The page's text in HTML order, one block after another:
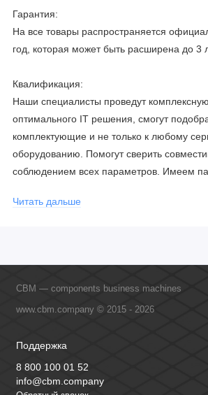
Гарантия:
На все товары распространяется
год, которая может быть расширена до 3
Квалификация:
Наши специалисты проведут
оптимального IT решения, смогут
комплектующие и не только к любому
оборудованию. Помогут сверить
соблюдением всех параметров. Имеем
обучение сотрудников, что позволяет
Читать дальше
CBM — components business machines
www.cbm.company © 2015 - 2026
Поддержка
8 800 100 01 52
info@cbm.company